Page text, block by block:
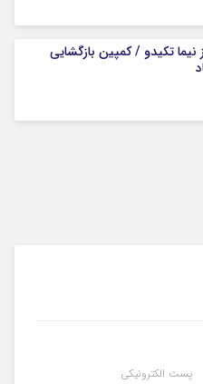
تکیدو / کمپین بازگشایی
پست الکترونیکی